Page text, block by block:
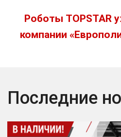
Роботы TOPSTAR
компании
Последние